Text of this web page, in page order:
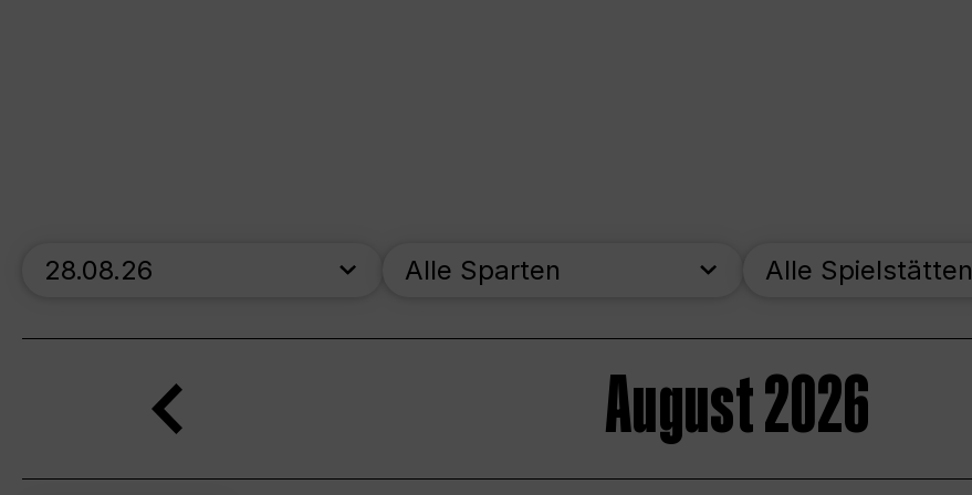
skip_calendar_timeline
Suche
Alle Sparten Alle Spielstätten
August 2026